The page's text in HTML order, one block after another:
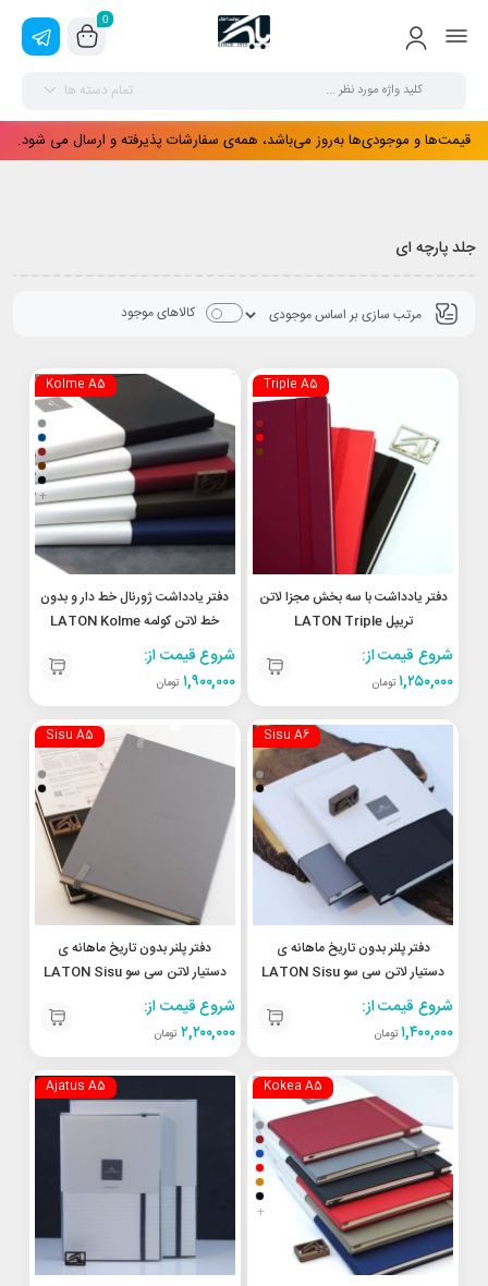
0
تمام دسته ها
قیمت‌ها و موجودی‌ها به‌روز می‌باشد، همه‌ی سفارشات پذیرفته و ارسال می شود.
جلد پارچه ای
کالاهای موجود
Triple A5
دفتر یادداشت با سه بخش مجزا لاتن
تریپل LATON Triple
Seperated notebook A5
شروع قیمت از:
۱,۲۵۰,۰۰۰ تومان
Kolme A5
+
دفتر یادداشت ژورنال خط دار و بدون
خط لاتن کولمه LATON Kolme
lined and plain journal
notebook A5شروع قیمت از:
۱,۹۰۰,۰۰۰ تومان
Sisu A6
دفتر پلنر بدون تاریخ ماهانه ی
دستیار لاتن سی سو LATON Sisu
monthly assistant undated
planner A6شروع قیمت از:
۱,۴۰۰,۰۰۰ تومان
Sisu A5
دفتر پلنر بدون تاریخ ماهانه ی
دستیار لاتن سی سو LATON Sisu
monthly assistant undated
planner A5شروع قیمت از:
۲,۲۰۰,۰۰۰ تومان
Kokea A5
+
Ajatus A5